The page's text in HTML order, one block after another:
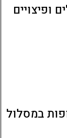
ופיצויים
במסלול